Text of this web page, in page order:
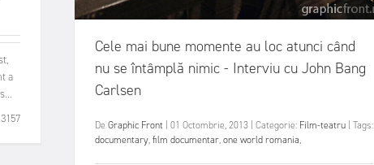
a
3157
Cele mai bune momente au loc atunci când
nu se întâmplă nimic - Interviu cu John Bang
Carlsen
De Graphic Front 01 Octombrie, 2013 Categorie: Film-teatru Tags:
documentary,film documentar,one world romania,